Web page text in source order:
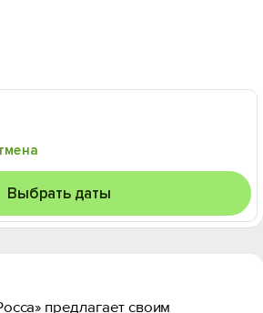
Выбрать даты
предлагает своим